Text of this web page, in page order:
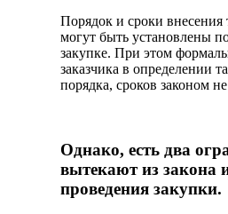
Порядок и сроки внесения
могут быть установлены
закупке. При этом
заказчика в определении
порядка, сроков законом
Однако, есть два
вытекают из закона
проведения закупки.